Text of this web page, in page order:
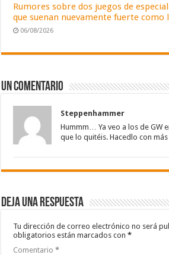
Rumores sobre dos juegos de
que suenan nuevamente fuerte como
06/08/2026
Un comentario
Steppenhammer
Hummm… Ya veo a los de GW
que lo quitéis. Hacedlo con
Deja una respuesta
Tu dirección de correo electrónico no será
obligatorios están marcados con*
Comentario*